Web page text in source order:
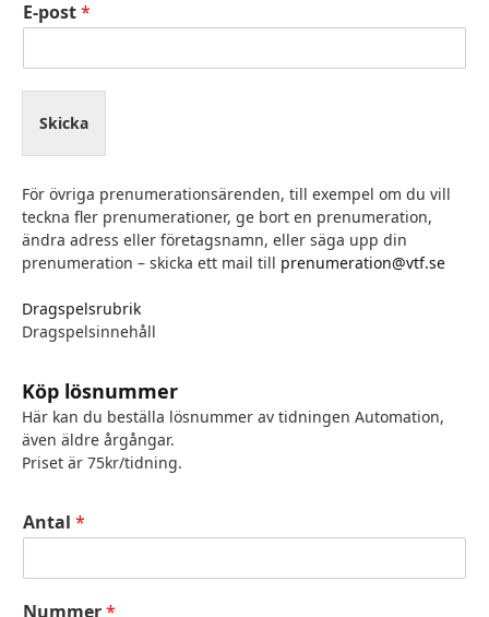
E-post*
Skicka
För övriga prenumerationsärenden, till exempel om du vill
teckna fler prenumerationer, ge bort en prenumeration,
ändra adress eller företagsnamn, eller säga upp din
prenumeration – skicka ett mail till prenumeration@vtf.se
Dragspelsrubrik
Dragspelsinnehåll
Köp lösnummer
Här kan du beställa lösnummer av tidningen Automation,
även äldre årgångar.
Priset är 75kr/tidning.
Antal *
Nummer*